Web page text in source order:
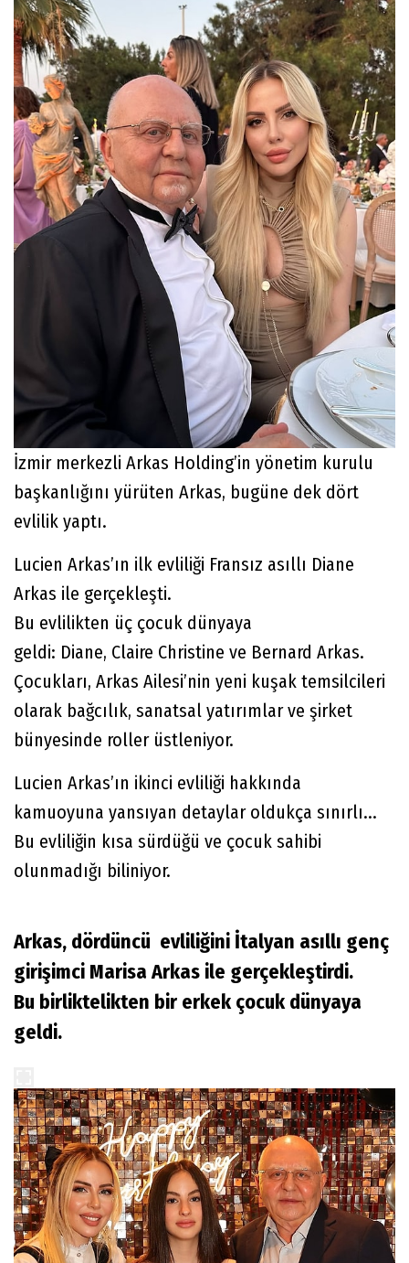
İzmir merkezli Arkas Holding’in yönetim kurulu
başkanlığını yürüten Arkas, bugüne dek dört
evlilik yaptı.
Lucien Arkas’ın ilk evliliği Fransız asıllı Diane
Arkas ile gerçekleşti.
Bu evlilikten üç çocuk dünyaya
geldi: Diane, Claire Christine ve Bernard Arkas.
Çocukları, Arkas Ailesi’nin yeni kuşak temsilcileri
olarak bağcılık, sanatsal yatırımlar ve şirket
bünyesinde roller üstleniyor.
Lucien Arkas’ın ikinci evliliği hakkında
kamuoyuna yansıyan detaylar oldukça sınırlı...
Bu evliliğin kısa sürdüğü ve çocuk sahibi
olunmadığı biliniyor.
Arkas, dördüncü evliliğini İtalyan asıllı genç
girişimci Marisa Arkas ile gerçekleştirdi.
Bu birliktelikten bir erkek çocuk dünyaya
geldi.